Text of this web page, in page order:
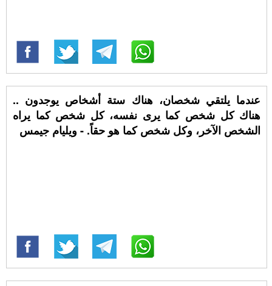
عندما يلتقي شخصان، هناك ستة أشخاص يوجدون ..
هناك كل شخص كما يرى نفسه، كل شخص كما يراه
الشخص الآخر، وكل شخص كما هو حقاً. - ويليام جيمس